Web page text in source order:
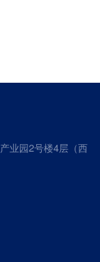
业园2号楼4层（西